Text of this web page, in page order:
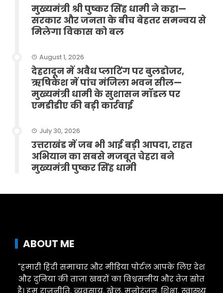
मुख्यमंत्री श्री पुष्कर सिंह धामी ने कहा—
सरकार और जनता के बीच बेहतर समन्वय से
मिलेगा विकास को बल
August 1, 2026
देहरादून में अवैध प्लाटिंग पर बुलडोजर,
ऋषिकेश में पांच मंजिला भवन सील—
मुख्यमंत्री धामी के सुशासन मॉडल पर
एमडीडीए की बड़ी कार्रवाई
July 30, 2026
उत्तराखंड में जब भी आई बड़ी आपदा, राहत
अभियान का सबसे मजबूत चेहरा बने
मुख्यमंत्री पुष्कर सिंह धामी
ABOUT ME
"हमारी हिंदी समाचार और मीडिया पोर्टल आपके लिए देश
और दुनिया की ताज़ा खबरों का विश्वसनीय और तेज़ स्रोत
है। हम राजनीति, व्यवसाय, खेल, मनोरंजन, शिक्षा, स्वास्थ्य